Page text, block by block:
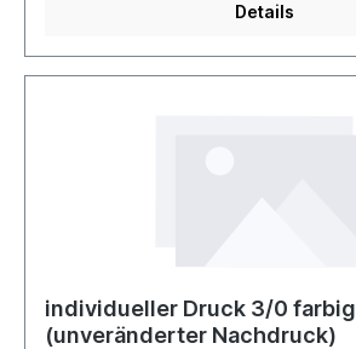
Details
individueller Druck 3/0 farbig
(unveränderter Nachdruck)